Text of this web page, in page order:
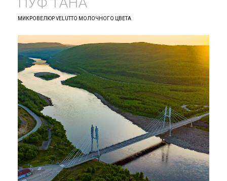
МИКРОВЕЛЮР VELUTTO МОЛОЧНОГО ЦВЕТА